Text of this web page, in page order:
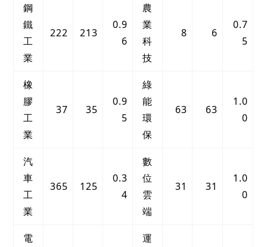
鋼
鐵
工
業
222 213
0.9
6
農
業
科
技
8 6
0.7
5
橡
膠
工
業
37 35
0.9
5
綠
能
環
保
63 63
1.0
0
汽
車
工
業
365 125
0.3
4
數
位
雲
端
31 31
1.0
0
電
運